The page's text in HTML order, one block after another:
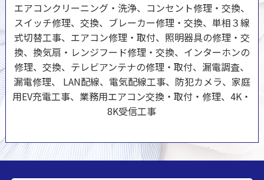
エアコンクリーニング・洗浄、コンセント修理・交換、
スイッチ修理、交換、ブレーカー修理・交換、単相３線
式切替工事、エアコン修理・取付、照明器具の修理・交
換、換気扇・レンジフード修理・交換、インターホンの
修理、交換、テレビアンテナの修理・取付、漏電調査、
漏電修理、 LAN配線、電気配線工事、防犯カメラ、家庭
用EV充電工事、業務用エアコン交換・取付・修理、4K・
8K受信工事